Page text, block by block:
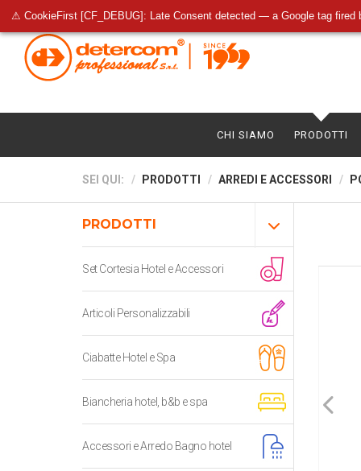
⚠ CookieFirst [CF_DEBUG]: Late Consent detected — a Google tag fired
CHI SIAMO PRODOTTI
SEI QUI: PRODOTTI ARREDI E ACCESSORI
PRODOTTI
Set Cortesia Hotel e Accessori
Articoli Personalizzabili
Ciabatte Hotel e Spa
Biancheria hotel, b&b e spa
Accessori e Arredo Bagno hotel